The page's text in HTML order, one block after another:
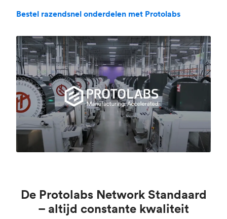
Bestel razendsnel onderdelen met Protolabs
De Protolabs Network Standaard
– altijd constante kwaliteit